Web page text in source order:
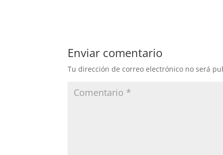
Enviar comentario
Tu dirección de correo electrónico no será